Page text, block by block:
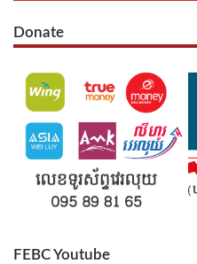
Donate
FEBC Youtube